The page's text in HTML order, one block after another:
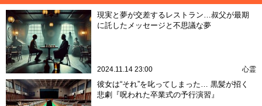
現実と夢が交差するレストラン…叔父が最期
に託したメッセージと不思議な夢
2024.11.14 23:00 心霊
彼女は“それ”を叱ってしまった… 黒髪が招く
悲劇『呪われた卒業式の予行演習』